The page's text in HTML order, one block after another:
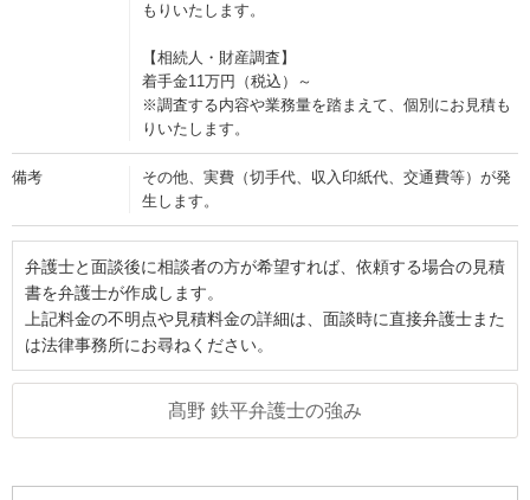
もりいたします。
【相続人・財産調査】
着手金11万円（税込）～
※調査する内容や業務量を踏まえて、個別にお見積も
りいたします。
備考
その他、実費（切手代、収入印紙代、交通費等）が発
生します。
弁護士と面談後に相談者の方が希望すれば、依頼する場合の見積
書を弁護士が作成します。
上記料金の不明点や見積料金の詳細は、面談時に直接弁護士また
は法律事務所にお尋ねください。
髙野 鉄平弁護士の強み